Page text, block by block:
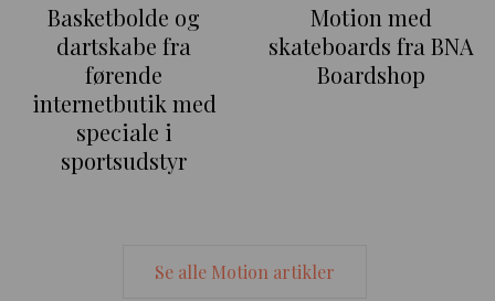
Basketbolde og
dartskabe fra
førende
internetbutik med
speciale i
sportsudstyr
Motion med
skateboards fra BNA
Boardshop
Se alle Motion artikler